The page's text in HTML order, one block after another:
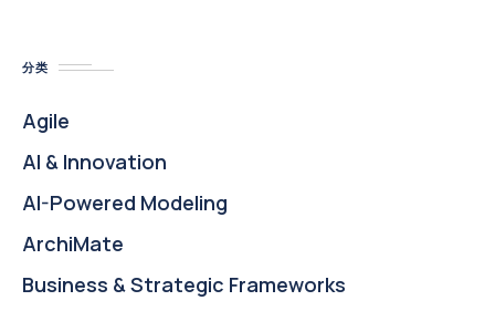
分类
Agile
AI & Innovation
AI-Powered Modeling
ArchiMate
Business & Strategic Frameworks